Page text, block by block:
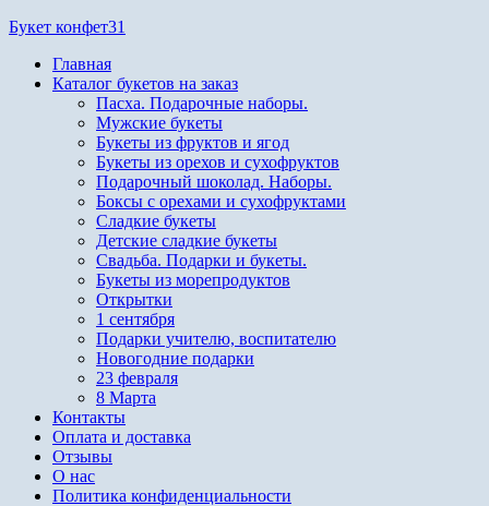
Перейти
содержимому
Букет конфет31
Главная
Каталог букетов на заказ
Пасха. Подарочные наборы.
Мужские букеты
Букеты из фруктов и ягод
Букеты из орехов и сухофруктов
Подарочный шоколад. Наборы.
Боксы с орехами и сухофруктами
Сладкие букеты
Детские сладкие букеты
Свадьба. Подарки и букеты.
Букеты из морепродуктов
Открытки
1 сентября
Подарки учителю, воспитателю
Новогодние подарки
23 февраля
8 Марта
Контакты
Оплата и доставка
Отзывы
О нас
Политика конфиденциальности